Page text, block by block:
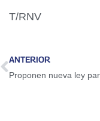
T/RNV
ANTERIOR